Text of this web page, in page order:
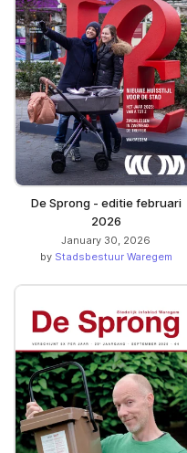
De Sprong - editie februari
2026
January 30, 2026
by Stadsbestuur Waregem